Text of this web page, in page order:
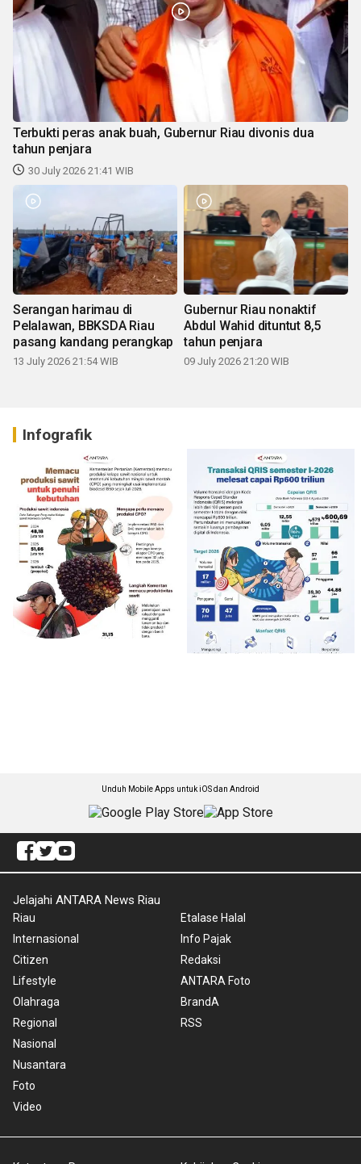
Terbukti peras anak buah, Gubernur Riau divonis dua
tahun penjara
30 July 2026 21:41 WIB
Serangan harimau di
Pelalawan, BBKSDA Riau
pasang kandang perangkap
13 July 2026 21:54 WIB
Gubernur Riau nonaktif
Abdul Wahid dituntut 8,5
tahun penjara
09 July 2026 21:20 WIB
Infografik
Unduh Mobile Apps untuk iOS dan Android
Jelajahi ANTARA News Riau
Riau
Internasional
Citizen
Lifestyle
Olahraga
Regional
Nasional
Nusantara
Foto
Video
Etalase Halal
Info Pajak
Redaksi
ANTARA Foto
BrandA
RSS